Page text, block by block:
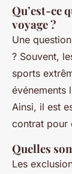
Qu’est-ce
voyage ?
Une
? Souvent,
sports
événements
Ainsi, il est
contrat pour
Quelles
Les